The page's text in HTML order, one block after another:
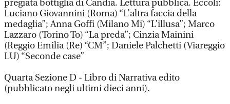
pregiata bottiglia di Candia. Lettura pubblica. Eccoli:
Luciano Giovannini (Roma) “L’altra faccia della
medaglia”; Anna Goffi (Milano Mi) “L’illusa”; Marco
Lazzaro (Torino To) “La preda”; Cinzia Mainini
(Reggio Emilia (Re) “CM”; Daniele Palchetti (Viareggio
LU) “Seconde case”
Quarta Sezione D - Libro di Narrativa edito
(pubblicato negli ultimi dieci anni).